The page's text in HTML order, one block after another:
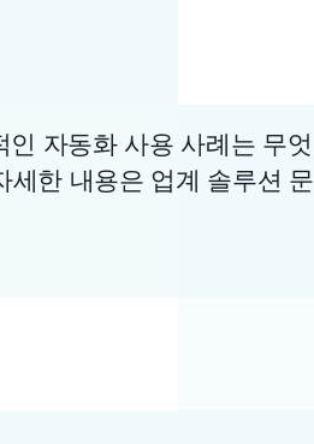
자동화 사용 사례는 무엇
세한 내용은 업계 솔루션 문